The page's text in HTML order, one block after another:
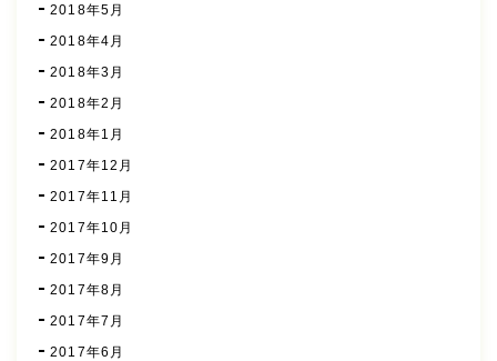
2018年5月
2018年4月
2018年3月
2018年2月
2018年1月
2017年12月
2017年11月
2017年10月
2017年9月
2017年8月
2017年7月
2017年6月